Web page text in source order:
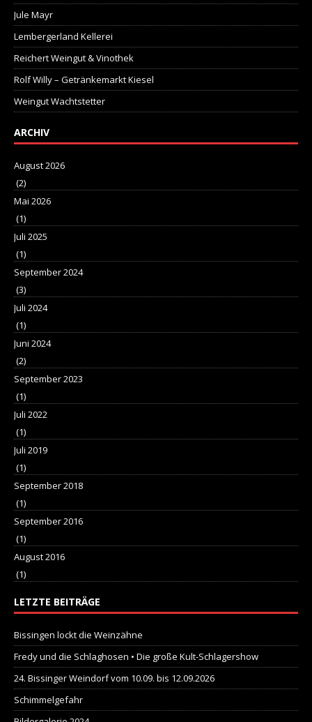
Jule Mayr
Lembergerland Kellerei
Reichert Weingut & Vinothek
Rolf Willy – Getränkemarkt Kiesel
Weingut Wachtstetter
ARCHIV
August 2026
(2)
Mai 2026
(1)
Juli 2025
(1)
September 2024
(3)
Juli 2024
(1)
Juni 2024
(2)
September 2023
(1)
Juli 2022
(1)
Juli 2019
(1)
September 2018
(1)
September 2016
(1)
August 2016
(1)
LETZTE BEITRÄGE
Bissingen lockt die Weinzähne
Fredy und die Schlaghosen • Die große Kult-Schlagershow
24. Bissinger Weindorf vom 10.09. bis 12.09.2026
Schimmelgefahr